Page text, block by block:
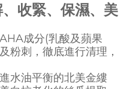
收緊、保濕、美
成分(乳酸及蘋果
粉刺，徹底進行清理，
水油平衡的北美金縷